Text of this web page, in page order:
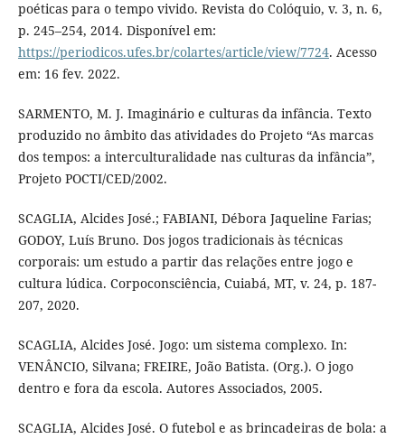
poéticas para o tempo vivido. Revista do Colóquio, v. 3, n. 6,
p. 245–254, 2014. Disponível em:
https://periodicos.ufes.br/colartes/article/view/7724. Acesso
em: 16 fev. 2022.
SARMENTO, M. J. Imaginário e culturas da infância. Texto
produzido no âmbito das atividades do Projeto “As marcas
dos tempos: a interculturalidade nas culturas da infância”,
Projeto POCTI/CED/2002.
SCAGLIA, Alcides José.; FABIANI, Débora Jaqueline Farias;
GODOY, Luís Bruno. Dos jogos tradicionais às técnicas
corporais: um estudo a partir das relações entre jogo e
cultura lúdica. Corpoconsciência, Cuiabá, MT, v. 24, p. 187-
207, 2020.
SCAGLIA, Alcides José. Jogo: um sistema complexo. In:
VENÂNCIO, Silvana; FREIRE, João Batista. (Org.). O jogo
dentro e fora da escola. Autores Associados, 2005.
SCAGLIA, Alcides José. O futebol e as brincadeiras de bola: a